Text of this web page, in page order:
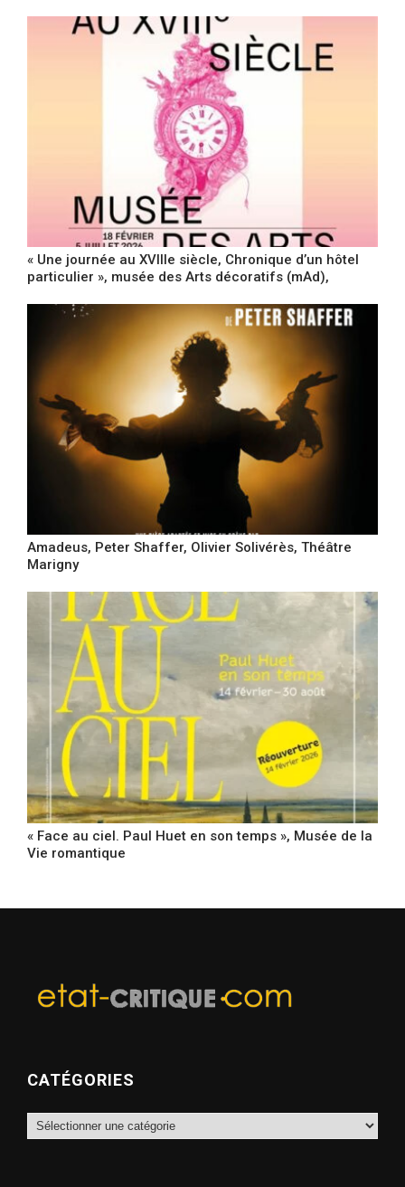
« Une journée au XVIIIe siècle, Chronique d’un hôtel
particulier », musée des Arts décoratifs (mAd),
Amadeus, Peter Shaffer, Olivier Solivérès, Théâtre
Marigny
« Face au ciel. Paul Huet en son temps », Musée de la
Vie romantique
CATÉGORIES
Catégories